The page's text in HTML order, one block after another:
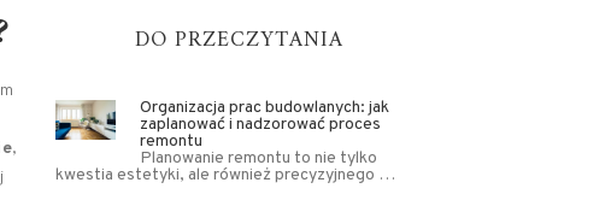
,
DO PRZECZYTANIA
Organizacja prac budowlanych: jak
zaplanować i nadzorować proces
remontu
Planowanie remontu to nie tylko
kwestia estetyki, ale również precyzyjnego …